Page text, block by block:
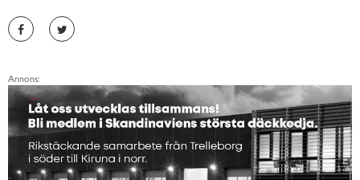
Annons: